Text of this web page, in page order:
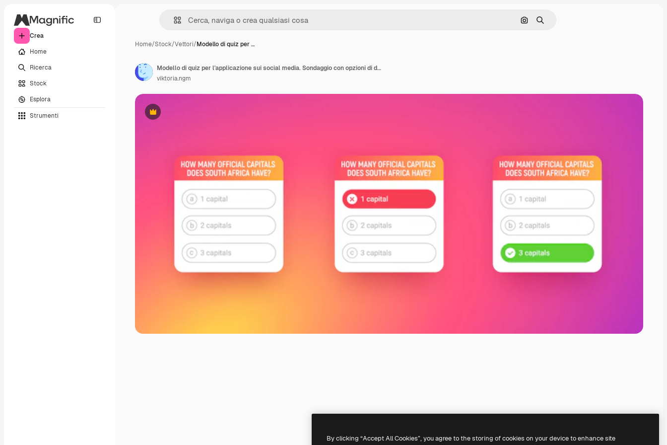
Crea
Home
Ricerca
Stock
Esplora
Strumenti
Cerca per immagine
Ricerca
Home/Stock/Vettori/Modello di quiz per …
Premium
Modello di quiz per l'applicazione sui social media. Sondaggio con opzioni di domanda su sfondo sfumato colorato. Interfaccia utente quiz con pulsanti. Windows con risposte corrette e sbagliate.
viktoria.ngm
By clicking “Accept All Cookies”, you agree to the storing of cookies on your device to enhance site